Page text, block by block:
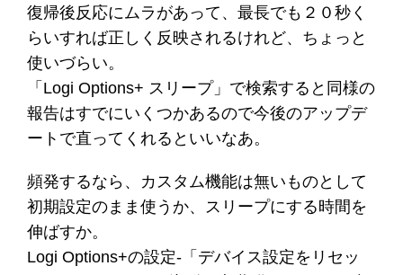
復帰後反応にムラがあって、最長でも２０秒く
らいすれば正しく反映されるけれど、ちょっと
使いづらい。
「Logi Options+ スリープ」で検索すると同様の
報告はすでにいくつかあるので今後のアップデ
ートで直ってくれるといいなあ。
頻発するなら、カスタム機能は無いものとして
初期設定のまま使うか、スリープにする時間を
伸ばすか。
Logi Options+の設定‐「デバイス設定をリセッ